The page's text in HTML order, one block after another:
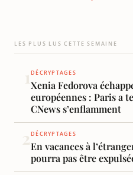
LES PLUS LUS CETTE SEMAINE
1 DÉCRYPTAGES
Xenia Fedorova
européennes : Paris a
CNews s’enflamment
2DÉCRYPTAGES
En vacances à
pourra pas être